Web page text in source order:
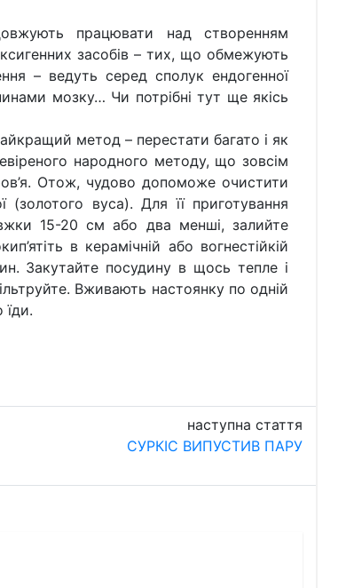
працювати над створенням
засобів – тих, що обмежують
– ведуть серед сполук ендогенної
мозку… Чи потрібні тут ще якісь
метод – перестати багато і як
народного методу, що зовсім
Отож, чудово допоможе очистити
(золотого вуса). Для її приготування
15-20 см або два менші, залийте
в керамічній або вогнестійкій
Закутайте посудину в щось тепле і
Вживають настоянку по одній
їди.
наступна стаття
СУРКІС ВИПУСТИВ ПАРУ